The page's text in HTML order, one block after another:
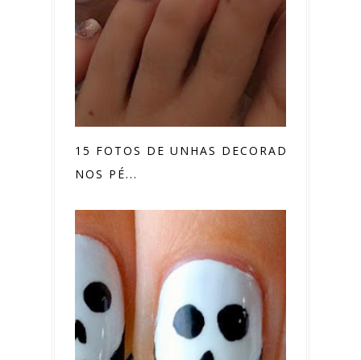
15 FOTOS DE UNHAS DECORADAS
NOS PÉ...